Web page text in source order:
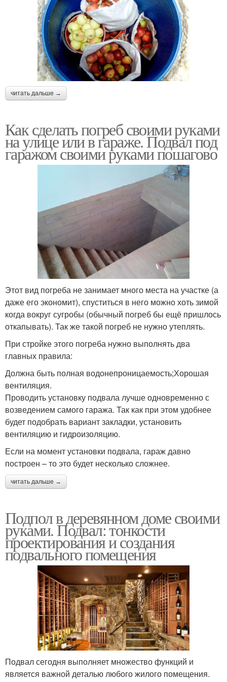
читать дальше →
Как сделать погреб своими руками
на улице или в гараже. Подвал под
гаражом своими руками пошагово
Этот вид погреба не занимает много места на участке (а
даже его экономит), спуститься в него можно хоть зимой
когда вокруг сугробы (обычный погреб бы ещё пришлось
откапывать). Так же такой погреб не нужно утеплять.
При стройке этого погреба нужно выполнять два
главных правила:
Должна быть полная водонепроницаемость;Хорошая
вентиляция.
Проводить установку подвала лучше одновременно с
возведением самого гаража. Так как при этом удобнее
будет подобрать вариант закладки, установить
вентиляцию и гидроизоляцию.
Если на момент установки подвала, гараж давно
построен – то это будет несколько сложнее.
читать дальше →
Подпол в деревянном доме своими
руками. Подвал: тонкости
проектирования и создания
подвального помещения
Подвал сегодня выполняет множество функций и
является важной деталью любого жилого помещения.